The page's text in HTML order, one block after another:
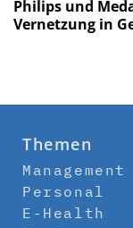
Philips und
Vernetzung in
Themen
Management
Personal
E-Health